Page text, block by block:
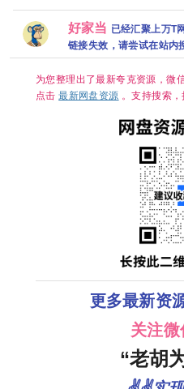
网盘资源【单
集1～3GB】
全】
好家当 已经汇聚上万T
链接失效，请尝试在站内
为您整理出了最新夸克资源，微
点击最新网盘资源 。支持搜索
更多最新资
关注
“老胡